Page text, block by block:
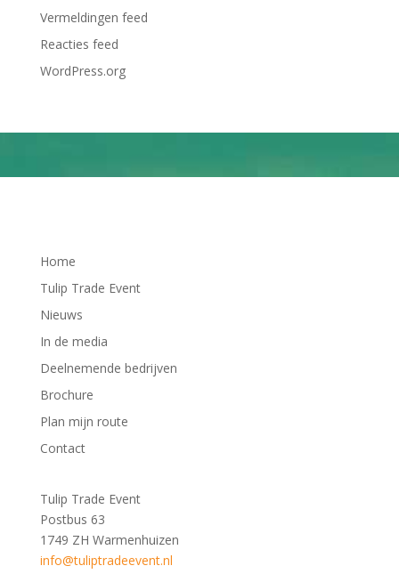
Vermeldingen feed
Reacties feed
WordPress.org
Home
Tulip Trade Event
Nieuws
In de media
Deelnemende bedrijven
Brochure
Plan mijn route
Contact
Tulip Trade Event
Postbus 63
1749 ZH Warmenhuizen
info@tuliptradeevent.nl